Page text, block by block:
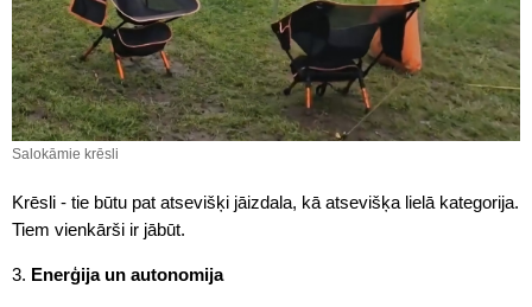
Salokāmie krēsli
Krēsli - tie būtu pat atsevišķi jāizdala, kā atsevišķa lielā kategorija.
Tiem vienkārši ir jābūt.
3. Enerģija un autonomija